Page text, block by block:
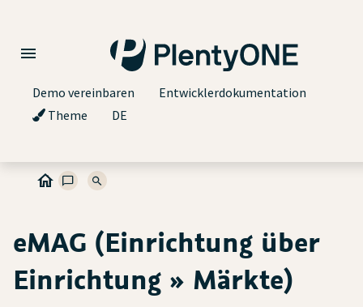
Demo vereinbaren
Entwicklerdokumentation
Theme
DE
eMAG (Einrichtung über
Einrichtung » Märkte)